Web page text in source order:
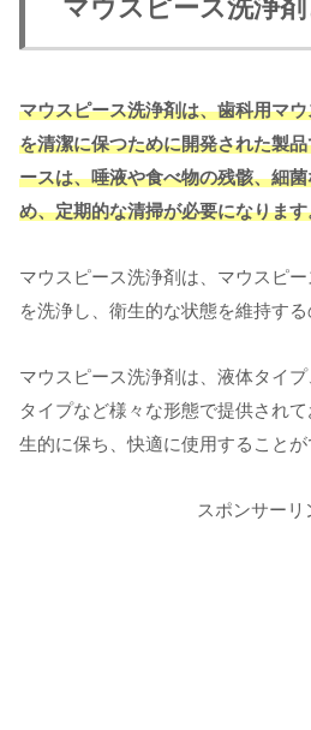
マウスピース洗浄
マウスピース洗浄剤は、歯科用マ
を清潔に保つために開発された製
ースは、唾液や食べ物の残骸、細
め、定期的な清掃が必要になります
マウスピース洗浄剤は、マウスピ
を洗浄し、衛生的な状態を維持する
マウスピース洗浄剤は、液体タイ
タイプなど様々な形態で提供され
生的に保ち、快適に使用することが
スポンサーリ